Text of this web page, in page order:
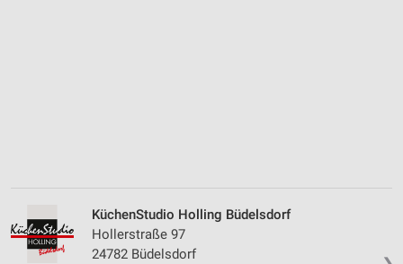
KüchenStudio Holling Büdelsdorf
Hollerstraße 97
24782 Büdelsdorf